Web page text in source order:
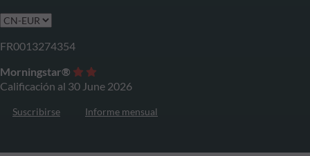
FR0013274354
Morningstar®
Calificación al 30 June 2026
Suscribirse Informe mensual